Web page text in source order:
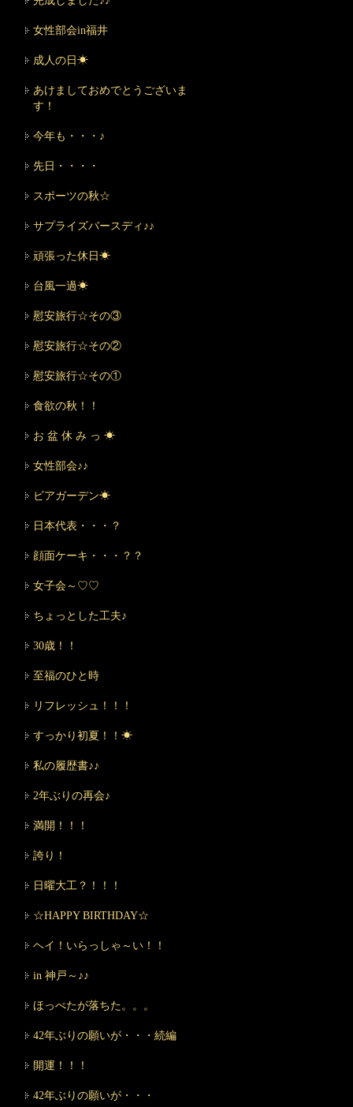
女性部会in福井
成人の日☀
あけましておめでとうございま
す！
今年も・・・♪
先日・・・・
スポーツの秋☆
サプライズバースディ♪♪
頑張った休日☀
台風一過☀
慰安旅行☆その③
慰安旅行☆その②
慰安旅行☆その①
食欲の秋！！
お 盆 休 み っ ☀
女性部会♪♪
ビアガーデン☀
日本代表・・・？
顔面ケーキ・・・？？
女子会～♡♡
ちょっとした工夫♪
30歳！！
至福のひと時
リフレッシュ！！！
すっかり初夏！！☀
私の履歴書♪♪
2年ぶりの再会♪
満開！！！
誇り！
日曜大工？！！！
☆HAPPY BIRTHDAY☆
ヘイ！いらっしゃ～い！！
in 神戸～♪♪
ほっぺたが落ちた。。。
42年ぶりの願いが・・・続編
開運！！！
42年ぶりの願いが・・・